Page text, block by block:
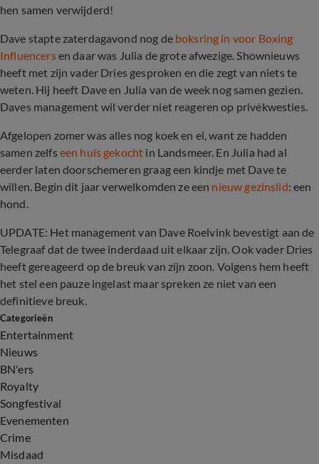
hen samen verwijderd!
Dave stapte zaterdagavond nog de boksring in voor Boxing
Influencersen daar was Julia de grote afwezige. Shownieuws
heeft met zijn vader Dries gesproken en die zegt van niets te
weten. Hij heeft Dave en Julia van de week nog samen gezien.
Daves management wil verder niet reageren op privékwesties.
Afgelopen zomer was alles nog koek en ei, want ze hadden
samen zelfs een huis gekocht in Landsmeer. En Julia had al
eerder laten doorschemeren graag een kindje met Dave te
willen. Begin dit jaar verwelkomden ze een nieuw gezinslid: een
hond.
UPDATE: Het management van Dave Roelvink bevestigt aan de
Telegraaf dat de twee inderdaad uit elkaar zijn. Ook vader Dries
heeft gereageerd op de breuk van zijn zoon. Volgens hem heeft
het stel een pauze ingelast maar spreken ze niet van een
definitieve breuk.
Categorieën
Entertainment
Nieuws
BN'ers
Royalty
Songfestival
Evenementen
Crime
Misdaad